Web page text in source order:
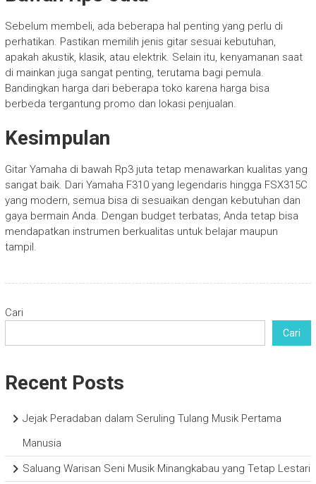
Sebelum membeli, ada beberapa hal penting yang perlu di
perhatikan. Pastikan memilih jenis gitar sesuai kebutuhan,
apakah akustik, klasik, atau elektrik. Selain itu, kenyamanan saat
di mainkan juga sangat penting, terutama bagi pemula.
Bandingkan harga dari beberapa toko karena harga bisa
berbeda tergantung promo dan lokasi penjualan.
Kesimpulan
Gitar Yamaha di bawah Rp3 juta tetap menawarkan kualitas yang
sangat baik. Dari Yamaha F310 yang legendaris hingga FSX315C
yang modern, semua bisa di sesuaikan dengan kebutuhan dan
gaya bermain Anda. Dengan budget terbatas, Anda tetap bisa
mendapatkan instrumen berkualitas untuk belajar maupun
tampil.
Cari
Cari
Recent Posts
Jejak Peradaban dalam Seruling Tulang Musik Pertama
Manusia
Saluang Warisan Seni Musik Minangkabau yang Tetap Lestari